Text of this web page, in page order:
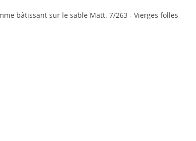
bâtissant sur le sable Matt. 7/263 - Vierges folles